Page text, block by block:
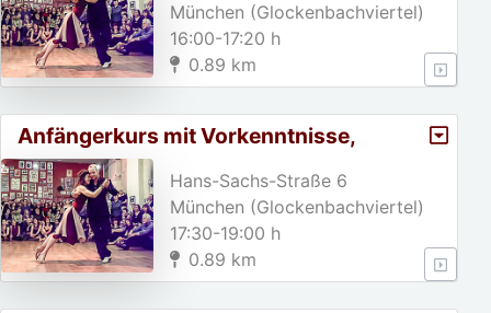
München (Glockenbachviertel)
16:00-17:20 h
0.89 km
Anfängerkurs mit Vorkenntnisse,
A2/Weihnachtspause von 23. 1
Hans-Sachs-Straße 6
München (Glockenbachviertel)
17:30-19:00 h
0.89 km